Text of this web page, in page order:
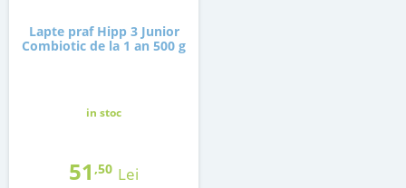
Lapte praf Hipp 3 Junior
Combiotic de la 1 an 500 g
in stoc
51 ,50 Lei